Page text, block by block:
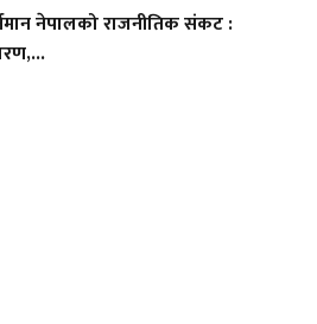
नेपालको राजनीतिक संकट :